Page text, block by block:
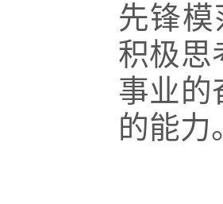
先锋
积极思
事业的
的能力